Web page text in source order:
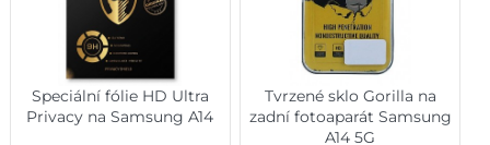
Speciální fólie HD Ultra
Privacy na Samsung A14
Tvrzené sklo Gorilla na
zadní fotoaparát Samsung
A14 5G